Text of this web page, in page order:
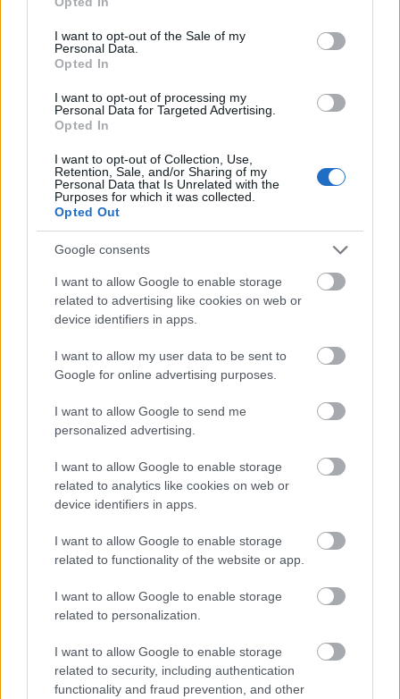
use your data for below specified purposes in below Google
consent section.
I want to opt-out of the Sale of my
Personal Data.
Opted In
I want to opt-out of processing my
Personal Data for Targeted Advertising.
Opted In
I want to opt-out of Collection, Use,
Retention, Sale, and/or Sharing of my
Personal Data that Is Unrelated with the
Purposes for which it was collected.
Opted Out
Google consents
I want to allow Google to enable storage
related to advertising like cookies on web or
device identifiers in apps.
I want to allow my user data to be sent to
Google for online advertising purposes.
I want to allow Google to send me
personalized advertising.
I want to allow Google to enable storage
related to analytics like cookies on web or
device identifiers in apps.
I want to allow Google to enable storage
related to functionality of the website or app.
I want to allow Google to enable storage
related to personalization.
I want to allow Google to enable storage
related to security, including authentication
functionality and fraud prevention, and other
akcentusán is dolgozott.
dolgoztam, mintha lenne munkám” -
árulta el a
magazinnak, Hudgens-nek pedig végtelenül hálás,
amiért megadta neki a kezdő löketet:
Vanessa Hudgens-nek Elvis szerepért.”
Hozd épbe magad a
legfrissebb sztárhírekkel:
Noah Cyrus nyakláncot használt melltartóként,
és minden joga megvan hozzá
Katalin hercegné egy lépést sem tesz e nélkül a
Shakira exe, Piqué megmutatta új barátnőjét